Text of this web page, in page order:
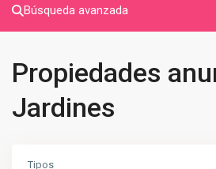
Búsqueda avanzada
Propiedades
Jardines
Tipos